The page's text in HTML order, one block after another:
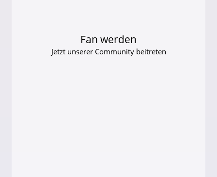
Fan werden
Jetzt unserer Community beitreten